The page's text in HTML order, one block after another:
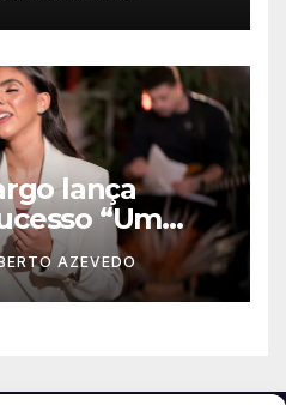
lança
“Um
Louvor Eterno
AZEVEDO